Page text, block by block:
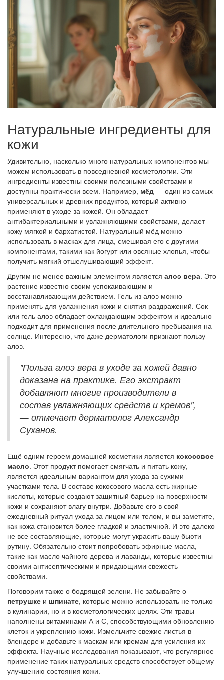
Натуральные ингредиенты для
кожи
Удивительно, насколько много натуральных компонентов мы
можем использовать в повседневной косметологии. Эти
ингредиенты известны своими полезными свойствами и
доступны практически всем. Например, мёд — один из самых
универсальных и древних продуктов, который активно
применяют в уходе за кожей. Он обладает
антибактериальными и увлажняющими свойствами, делает
кожу мягкой и бархатистой. Натуральный мёд можно
использовать в масках для лица, смешивая его с другими
компонентами, такими как йогурт или овсяные хлопья, чтобы
получить мягкий отшелушивающий эффект.
Другим не менее важным элементом является алоэ вера. Это
растение известно своим успокаивающим и
восстанавливающим действием. Гель из алоэ можно
применять для увлажнения кожи и снятия раздражений. Сок
или гель алоэ обладает охлаждающим эффектом и идеально
подходит для применения после длительного пребывания на
солнце. Интересно, что даже дерматологи признают пользу
алоэ.
"Польза алоэ вера в уходе за кожей давно
доказана на практике. Его экстракт
добавляют многие производители в
состав увлажняющих средств и кремов",
— отмечает дерматолог Александр
Суханов.
Ещё одним героем домашней косметики является кокосовое
масло. Этот продукт помогает смягчать и питать кожу,
является идеальным вариантом для ухода за сухими
участками тела. В составе кокосового масла есть жирные
кислоты, которые создают защитный барьер на поверхности
кожи и сохраняют влагу внутри. Добавьте его в свой
ежедневный ритуал ухода за лицом или телом, и вы заметите,
как кожа становится более гладкой и эластичной. И это далеко
не все составляющие, которые могут украсить вашу бьюти-
рутину. Обязательно стоит попробовать эфирные масла,
такие как масло чайного дерева и лаванды, которые известны
своими антисептическими и придающими свежесть
свойствами.
Поговорим также о бодрящей зелени. Не забывайте о
петрушке и шпинате, которые можно использовать не только
в кулинарии, но и в косметологических целях. Эти травы
наполнены витаминами А и С, способствующими обновлению
клеток и укреплению кожи. Измельчите свежие листья в
блендере и добавьте к маскам или кремам для усиления их
эффекта. Научные исследования показывают, что регулярное
применение таких натуральных средств способствует общему
улучшению состояния кожи.